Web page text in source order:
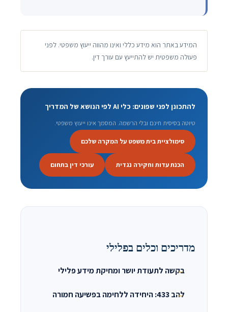
המידע באתר הוא מידע כללי ואינו מהווה ייעוץ משפטי. לפני
פעולה משפטית יש להתייעץ עם עורך דין.
להתכונן לפני שפונים: כלי AI לפי הנושא של המדריך
טיוטה בסיסית חינם ובלי הרשמה. המסמך אינו ייעוץ משפטי.
סימולציית בית משפט על המקרה שלכם
הכנת עדות וחקירה נגדית עורכי דין בתחום
מדריכים וכלים בפלילי
בקשה לתעודת יושר ומחיקת מידע פלילי
להב 433: היחידה ללחימה בפשיעה חמורה